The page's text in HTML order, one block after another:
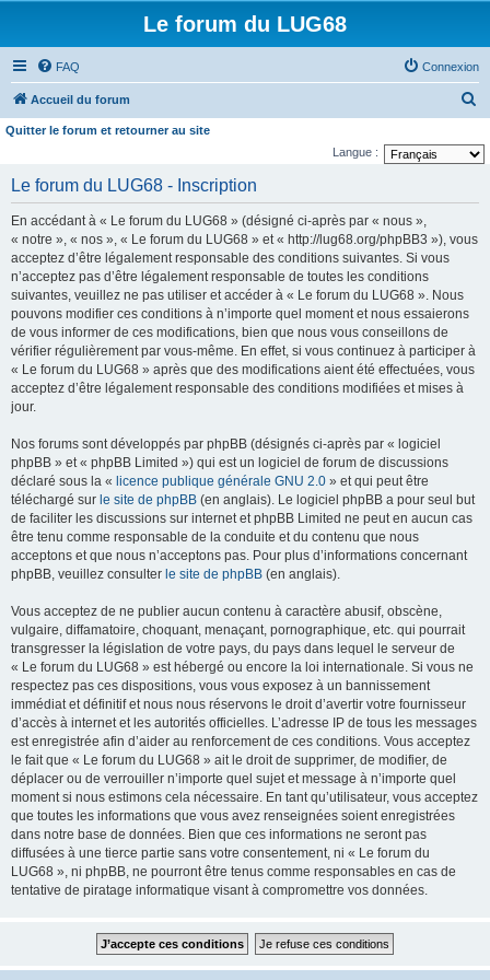
Le forum du LUG68
FAQ Connexion
Accueil du forum
c
e
Quitter le forum et retourner au site
Langue :
Le forum du LUG68 - Inscription
En accédant à « Le forum du LUG68 » (désigné ci-après par « nous »,
« notre », « nos », « Le forum du LUG68 » et « http://lug68.org/phpBB3 »), vous
acceptez d’être légalement responsable des conditions suivantes. Si vous
n’acceptez pas d’être légalement responsable de toutes les conditions
suivantes, veuillez ne pas utiliser et accéder à « Le forum du LUG68 ». Nous
pouvons modifier ces conditions à n’importe quel moment et nous essaierons
de vous informer de ces modifications, bien que nous vous conseillons de
vérifier régulièrement par vous-même. En effet, si vous continuez à participer à
« Le forum du LUG68 » après que des modifications aient été effectuées, vous
acceptez d’être légalement responsable des conditions modifiées et mises à
jour.
Nos forums sont développés par phpBB (désignés ci-après par « logiciel
phpBB » et « phpBB Limited ») qui est un logiciel de forum de discussions
déclaré sous la « licence publique générale GNU 2.0 » et qui peut être
téléchargé sur le site de phpBB (en anglais). Le logiciel phpBB a pour seul but
de faciliter les discussions sur internet et phpBB Limited ne peut en aucun cas
être tenu comme responsable de la conduite et du contenu que nous
acceptons et que nous n’acceptons pas. Pour plus d’informations concernant
phpBB, veuillez consulter le site de phpBB (en anglais).
Vous acceptez de ne publier aucun contenu à caractère abusif, obscène,
vulgaire, diffamatoire, choquant, menaçant, pornographique, etc. qui pourrait
transgresser la législation de votre pays, du pays dans lequel le serveur de
« Le forum du LUG68 » est hébergé ou encore la loi internationale. Si vous ne
respectez pas ces dispositions, vous vous exposez à un bannissement
immédiat et définitif et nous nous réservons le droit d’avertir votre fournisseur
d’accès à internet et les autorités officielles. L’adresse IP de tous les messages
est enregistrée afin d’aider au renforcement de ces conditions. Vous acceptez
le fait que « Le forum du LUG68 » ait le droit de supprimer, de modifier, de
déplacer ou de verrouiller n’importe quel sujet et message à n’importe quel
moment si nous estimons cela nécessaire. En tant qu’utilisateur, vous acceptez
que toutes les informations que vous avez renseignées soient enregistrées
dans notre base de données. Bien que ces informations ne seront pas
diffusées à une tierce partie sans votre consentement, ni « Le forum du
LUG68 », ni phpBB, ne pourront être tenus comme responsables en cas de
tentative de piratage informatique visant à compromettre vos données.